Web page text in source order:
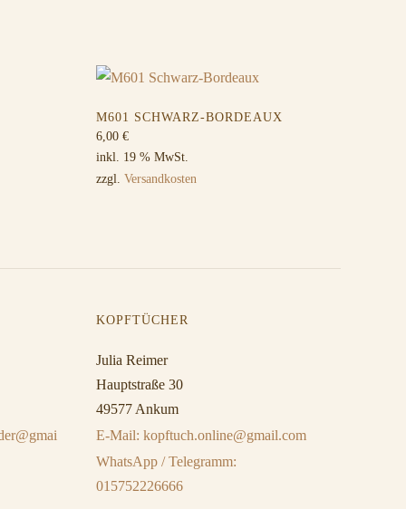
M601 SCHWARZ-BORDEAUX
6,00 €
inkl. 19 % MwSt.
zzgl. Versandkosten
KOPFTÜCHER
Julia Reimer
Hauptstraße 30
49577 Ankum
E-Mail: kopftuch.online@gmail.com
WhatsApp / Telegramm:
015752226666